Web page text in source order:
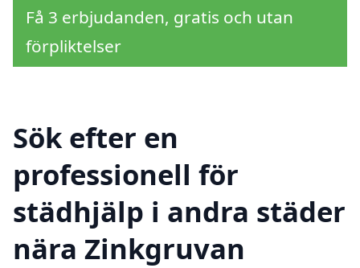
Få 3 erbjudanden, gratis och utan
förpliktelser
Sök efter en
professionell för
städhjälp i andra städer
nära Zinkgruvan